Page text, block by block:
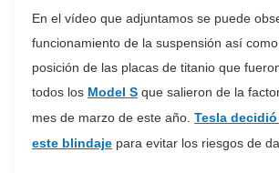
En el vídeo que adjuntamos se puede
funcionamiento de la suspensión así
posición de las placas de titanio que
todos los Model S que salieron de la
mes de marzo de este año. Tesla
este blindaje para evitar los riesgos de